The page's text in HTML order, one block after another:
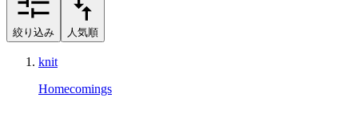
絞り込み 人気順
knit
Homecomings